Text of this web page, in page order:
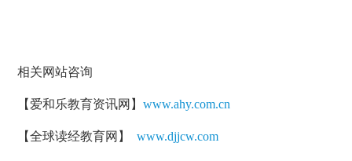
相关网站咨询
【爱和乐教育资讯网】 www.ahy.com.cn
【全球读经教育网】 www.djjcw.com